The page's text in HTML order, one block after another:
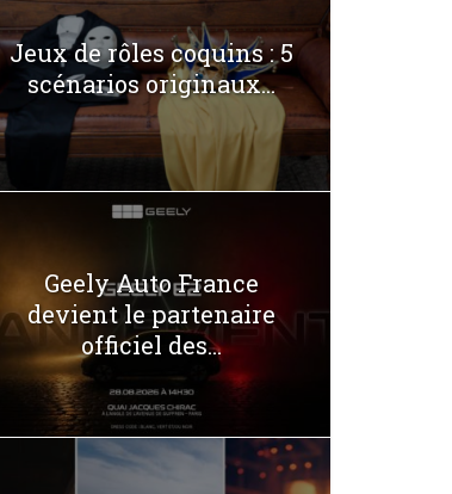
Jeux de rôles coquins : 5
scénarios originaux...
Geely Auto France
devient le partenaire
officiel des...